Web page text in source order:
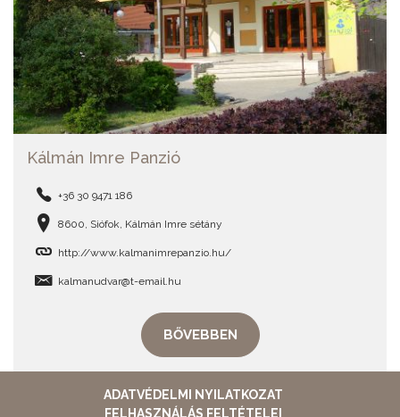
Kálmán Imre Panzió
+36 30 9471 186
8600, Siófok, Kálmán Imre sétány
http://www.kalmanimrepanzio.hu/
kalmanudvar@t-email.hu
BŐVEBBEN
ADATVÉDELMI NYILATKOZAT
FELHASZNÁLÁS FELTÉTELEI